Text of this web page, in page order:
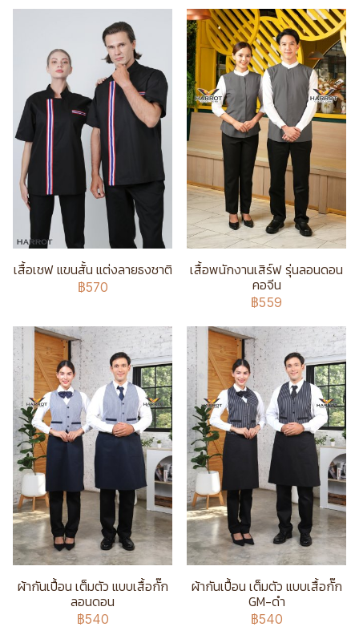
เสื้อเชฟ แขนสั้น แต่งลายธงชาติ
฿570
เสื้อพนักงานเสิร์ฟ รุ่นลอนดอน
คอจีน
฿559
ผ้ากันเปื้อน เต็มตัว แบบเสื้อกั๊ก
ลอนดอน
฿540
ผ้ากันเปื้อน เต็มตัว แบบเสื้อกั๊ก
GM-ดำ
฿540